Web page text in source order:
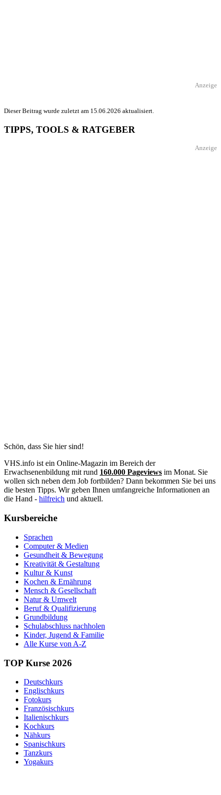
Anzeige
Dieser Beitrag wurde zuletzt am 15.06.2026 aktualisiert.
TIPPS, TOOLS & RATGEBER
Anzeige
Schön, dass Sie hier sind!
VHS.info ist ein Online-Magazin im Bereich der
Erwachsenenbildung mit rund 160.000 Pageviews im Monat. Sie
wollen sich neben dem Job fortbilden? Dann bekommen Sie bei uns
die besten Tipps. Wir geben Ihnen umfangreiche Informationen an
die Hand - hilfreich und aktuell.
Kursbereiche
Sprachen
Computer & Medien
Gesundheit & Bewegung
Kreativität & Gestaltung
Kultur & Kunst
Kochen & Ernährung
Mensch & Gesellschaft
Natur & Umwelt
Beruf & Qualifizierung
Grundbildung
Schulabschluss nachholen
Kinder, Jugend & Familie
Alle Kurse von A-Z
TOP Kurse 2026
Deutschkurs
Englischkurs
Fotokurs
Französischkurs
Italienischkurs
Kochkurs
Nähkurs
Spanischkurs
Tanzkurs
Yogakurs